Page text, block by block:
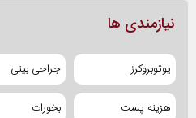
نیازمندی ها
یوتوبروکرز جراحی بینی
هزینه پست بخورات